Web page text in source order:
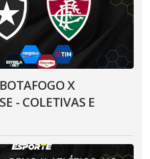
X
- COLETIVAS E